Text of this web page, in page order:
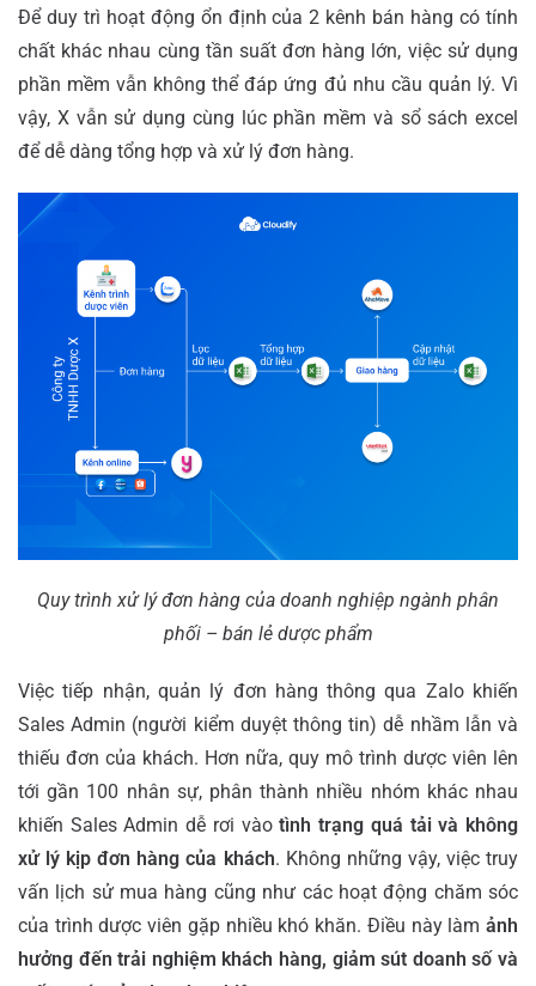
Để duy trì hoạt động ổn định của 2 kênh bán hàng có tính
chất khác nhau cùng tần suất đơn hàng lớn, việc sử dụng
phần mềm vẫn không thể đáp ứng đủ nhu cầu quản lý. Vì
vậy, X vẫn sử dụng cùng lúc phần mềm và sổ sách excel
để dễ dàng tổng hợp và xử lý đơn hàng.
Quy trình xử lý đơn hàng của doanh nghiệp ngành phân
phối – bán lẻ dược phẩm
Việc tiếp nhận, quản lý đơn hàng thông qua Zalo khiến
Sales Admin (người kiểm duyệt thông tin) dễ nhầm lẫn và
thiếu đơn của khách. Hơn nữa, quy mô trình dược viên lên
tới gần 100 nhân sự, phân thành nhiều nhóm khác nhau
khiến Sales Admin dễ rơi vàotình trạng quá tải và không
xử lý kịp đơn hàng của khách. Không những vậy, việc truy
vấn lịch sử mua hàng cũng như các hoạt động chăm sóc
của trình dược viên gặp nhiều khó khăn. Điều này làm ảnh
hưởng đến trải nghiệm khách hàng, giảm sút doanh số và